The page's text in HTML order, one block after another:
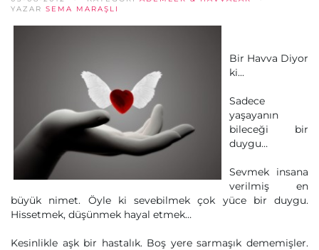
YAZAR SEMA MARAŞLI
Bir Havva Diyor
ki...
Sadece
yaşayanın
bileceği bir
duygu…
Sevmek insana
verilmiş en
büyük nimet. Öyle ki sevebilmek çok yüce bir duygu.
Hissetmek, düşünmek hayal etmek…
Kesinlikle aşk bir hastalık. Boş yere sarmaşık dememişler.